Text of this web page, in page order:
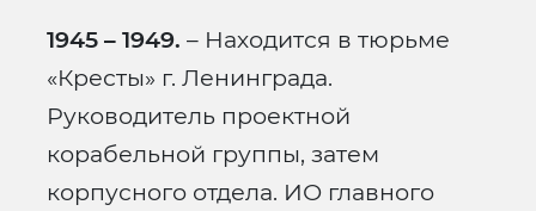
1945 – 1949. – Находится в тюрьме
«Кресты» г. Ленинграда.
Руководитель проектной
корабельной группы, затем
корпусного отдела. ИО главного